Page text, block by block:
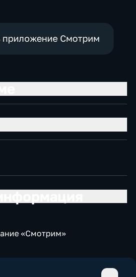
приложение Смотрим
«Смотрим»